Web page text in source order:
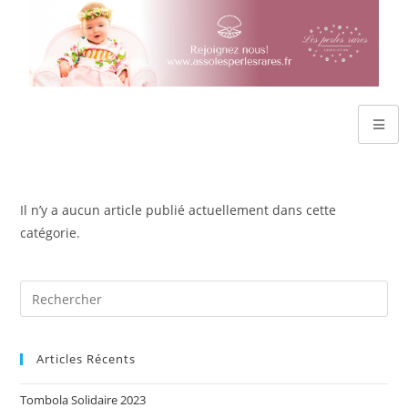
Il n’y a aucun article publié actuellement dans cette
catégorie.
Articles Récents
Tombola Solidaire 2023